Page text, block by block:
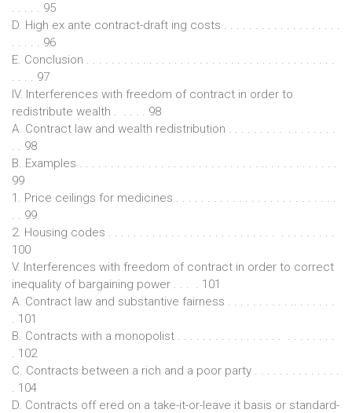
. . . . . 95
D. High ex ante contract-draft ing costs . . . . . . . . . . . . . . . . . . .
. . . . . 96
E. Conclusion . . . . . . . . . . . . . . . . . . . . . . . . . . . . . . . . . . . . . . . .
. . . . 97
IV. Interferences with freedom of contract in order to
redistribute wealth . . . . . 98
A. Contract law and wealth redistribution . . . . . . . . . . . . . . . . .
. . 98
B. Examples . . . . . . . . . . . . . . . . . . . . . . . . . . . . . .. . . . . . . . . . . .
99
1. Price ceilings for medicines . . . . . . . . . . . . . . . . . . . . . . . . . .
. . 99
2. Housing codes . . . . . . . . . . . . . . . . . . . . . . . . . . . . . . . . . . . .
100
V. Interferences with freedom of contract in order to correct
inequality of bargaining power . . . . 101
A. Contract law and substantive fairness . . . . . . . . . . .. . . . . . .
. 101
B. Contracts with a monopolist . . . . . . . . . . . . . . . . . . . . . . . . .
. 102
C. Contracts between a rich and a poor party . . . . . . . . . . . . . .
. 104
D. Contracts off ered on a take-it-or-leave it basis or standard-